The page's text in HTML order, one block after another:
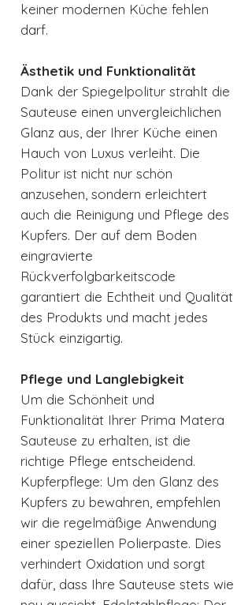
keiner modernen Küche fehlen
darf.
Ästhetik und Funktionalität
Dank der Spiegelpolitur strahlt die
Sauteuse einen unvergleichlichen
Glanz aus, der Ihrer Küche einen
Hauch von Luxus verleiht. Die
Politur ist nicht nur schön
anzusehen, sondern erleichtert
auch die Reinigung und Pflege des
Kupfers. Der auf dem Boden
eingravierte
Rückverfolgbarkeitscode
garantiert die Echtheit und Qualität
des Produkts und macht jedes
Stück einzigartig.
Pflege und Langlebigkeit
Um die Schönheit und
Funktionalität Ihrer Prima Matera
Sauteuse zu erhalten, ist die
richtige Pflege entscheidend.
Kupferpflege: Um den Glanz des
Kupfers zu bewahren, empfehlen
wir die regelmäßige Anwendung
einer speziellen Polierpaste. Dies
verhindert Oxidation und sorgt
dafür, dass Ihre Sauteuse stets wie